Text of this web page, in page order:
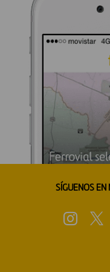
SÍGUENOS EN